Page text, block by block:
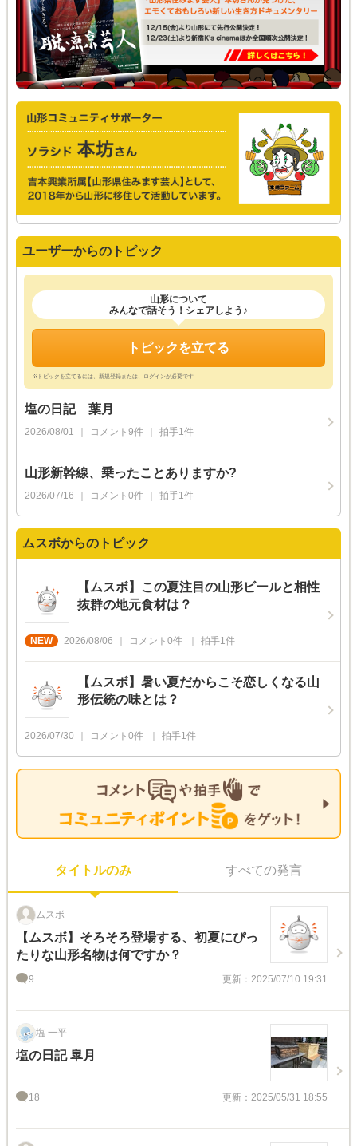
ユーザーからのトピック
山形について
みんなで話そう！シェアしよう♪
トピックを立てる
※トピックを立てるには、新規登録または、ログインが必要です
塩の日記 葉月
2026/08/01 コメント 9件 拍手1件
山形新幹線、乗ったことありますか?
2026/07/16 コメント 0件 拍手1件
ムスボからのトピック
【ムスボ】この夏注目の山形ビールと相性
抜群の地元食材は？
2026/08/06 コメント 0件 拍手1件
【ムスボ】暑い夏だからこそ恋しくなる山
形伝統の味とは？
2026/07/30 コメント 0件 拍手1件
タイトルのみ すべての発言
ムスボ
【ムスボ】そろそろ登場する、初夏にぴっ
たりな山形名物は何ですか？
9 更新：2025/07/10 19:31
塩 一平
塩の日記 皐月
18 更新：2025/05/31 18:55